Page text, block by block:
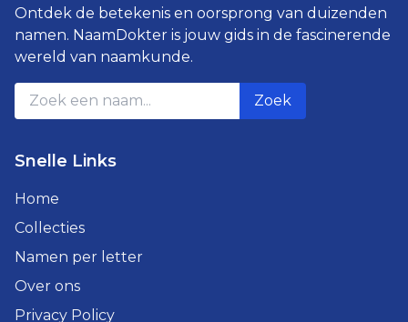
Ontdek de betekenis en oorsprong van duizenden
namen. NaamDokter is jouw gids in de fascinerende
wereld van naamkunde.
Zoek
Snelle Links
Home
Collecties
Namen per letter
Over ons
Privacy Policy